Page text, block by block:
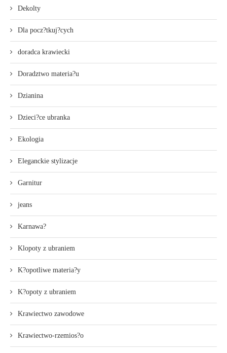
Dekolty
Dla pocz?tkuj?cych
doradca krawiecki
Doradztwo materia?u
Dzianina
Dzieci?ce ubranka
Ekologia
Eleganckie stylizacje
Garnitur
jeans
Karnawa?
Klopoty z ubraniem
K?opotliwe materia?y
K?opoty z ubraniem
Krawiectwo zawodowe
Krawiectwo-rzemios?o